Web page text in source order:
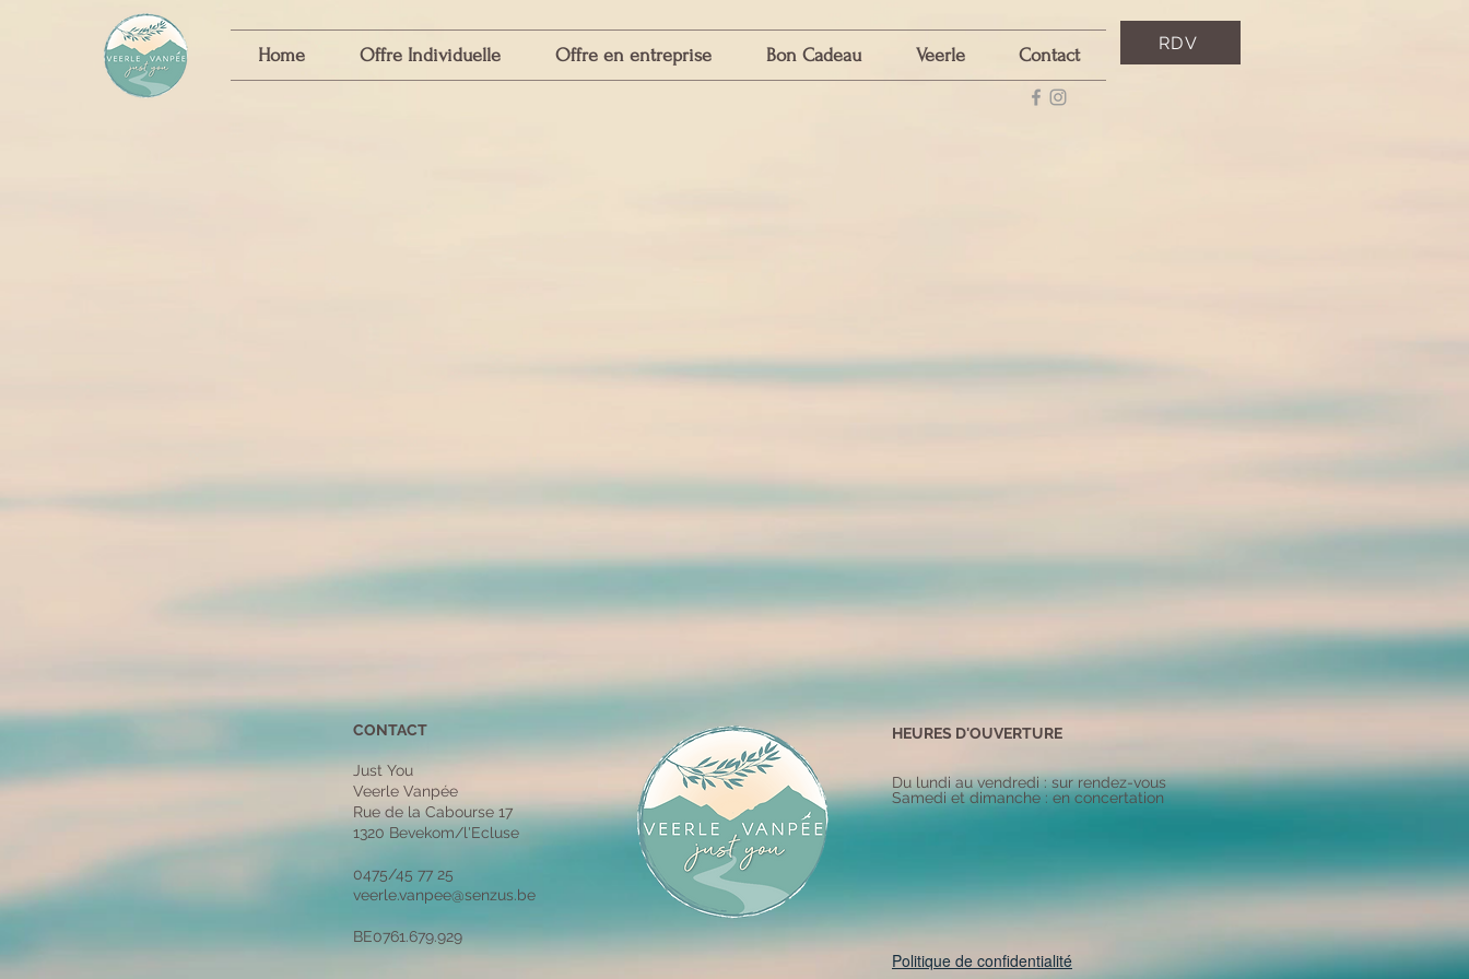
Home Offre Individuelle Offre en entreprise Bon Cadeau Veerle Contact
RDV
CONTACT
Just You
Veerle Vanpée
Rue de la Cabourse 17
1320 Bevekom/l'Ecluse
0475/45 77 25
veerle.vanpee@senzus.be
BE0761.679.929
HEURES D'OUVERTURE
Du lundi au vendredi : sur rendez-vous
Samedi et dimanche : en concertation
Politique de confidentialité